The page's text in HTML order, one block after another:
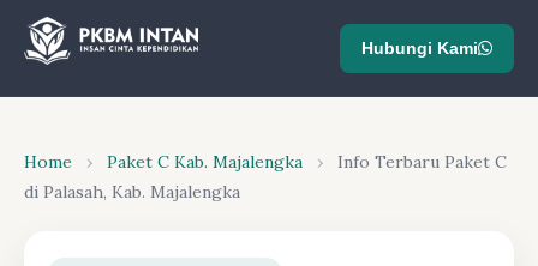
Hubungi Kami
Home › Paket C Kab. Majalengka ›
Info Terbaru Paket C
di Palasah, Kab. Majalengka